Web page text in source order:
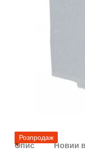
Розпродаж
Опис Новий